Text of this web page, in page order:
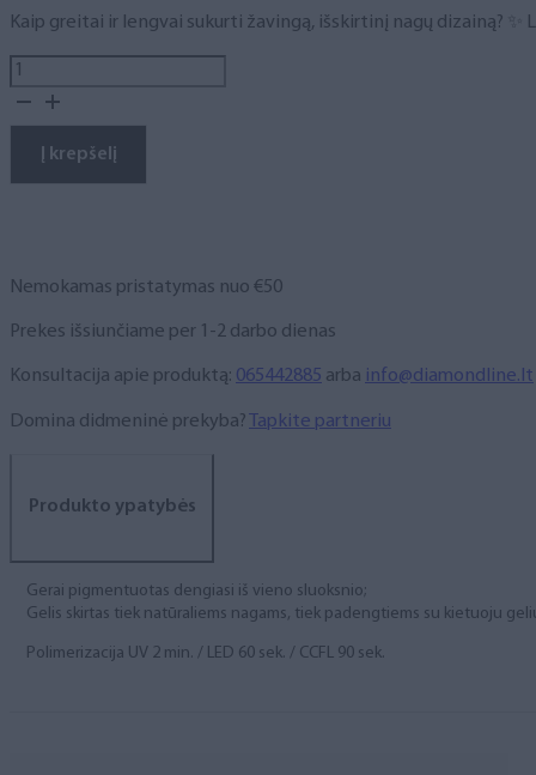
Kaip greitai ir lengvai sukurti žavingą, išskirtinį nagų dizainą?
produkto
kiekis:
GOLD
blizgus
ml
Į krepšelį
Nemokamas pristatymas nuo €50
Prekes išsiunčiame per 1-2 darbo dienas
Konsultacija apie produktą: 065442885 arba info@diamondline.lt
Domina didmeninė prekyba?Tapkite partneriu
Produkto ypatybės
Gerai pigmentuotas dengiasi iš vieno sluoksnio;
Gelis skirtas tiek natūraliems nagams, tiek padengtiems su kietuoju
Polimerizacija UV 2 min. / LED 60 sek. / CCFL 90 sek.